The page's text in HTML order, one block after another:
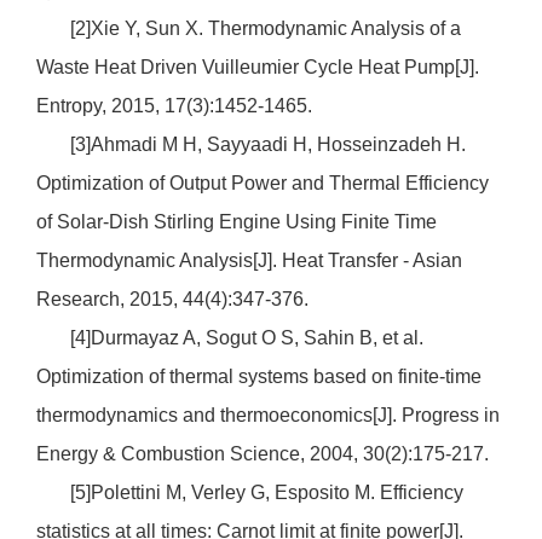
[2]Xie Y, Sun X. Thermodynamic Analysis of a
Waste Heat Driven Vuilleumier Cycle Heat Pump[J].
Entropy, 2015, 17(3):1452-1465.
[3]Ahmadi M H, Sayyaadi H, Hosseinzadeh H.
Optimization of Output Power and Thermal Efficiency
of Solar‐Dish Stirling Engine Using Finite Time
Thermodynamic Analysis[J]. Heat Transfer - Asian
Research, 2015, 44(4):347-376.
[4]Durmayaz A, Sogut O S, Sahin B, et al.
Optimization of thermal systems based on finite-time
thermodynamics and thermoeconomics[J]. Progress in
Energy & Combustion Science, 2004, 30(2):175-217.
[5]Polettini M, Verley G, Esposito M. Efficiency
statistics at all times: Carnot limit at finite power[J].